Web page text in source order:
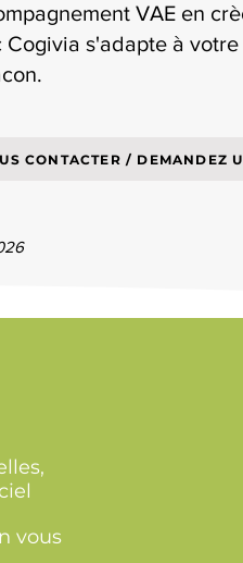
VAE en
Cogivia s'adapte à
CONTACTER / DEMANDEZ
vous